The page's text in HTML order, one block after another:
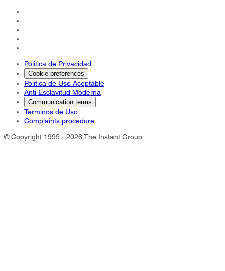
Politica de Privacidad
Cookie preferences
Politica de Uso Aceptable
Anti Esclavitud Moderna
Communication terms
Terminos de Uso
Complaints procedure
© Copyright 1999 - 2026 The Instant Group